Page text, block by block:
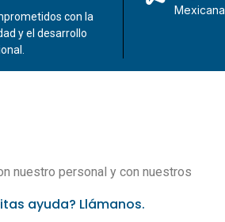
con la
y el desarrollo
nuestro personal y con nuestros
ayuda? Llámanos.